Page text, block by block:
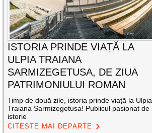
ISTORIA PRINDE VIAȚĂ LA
ULPIA TRAIANA
SARMIZEGETUSA, DE ZIUA
PATRIMONIULUI ROMAN
Timp de două zile, istoria prinde viață la Ulpia
Traiana Sarmizegetusa! Publicul pasionat de
istorie
CITEȘTE MAI DEPARTE